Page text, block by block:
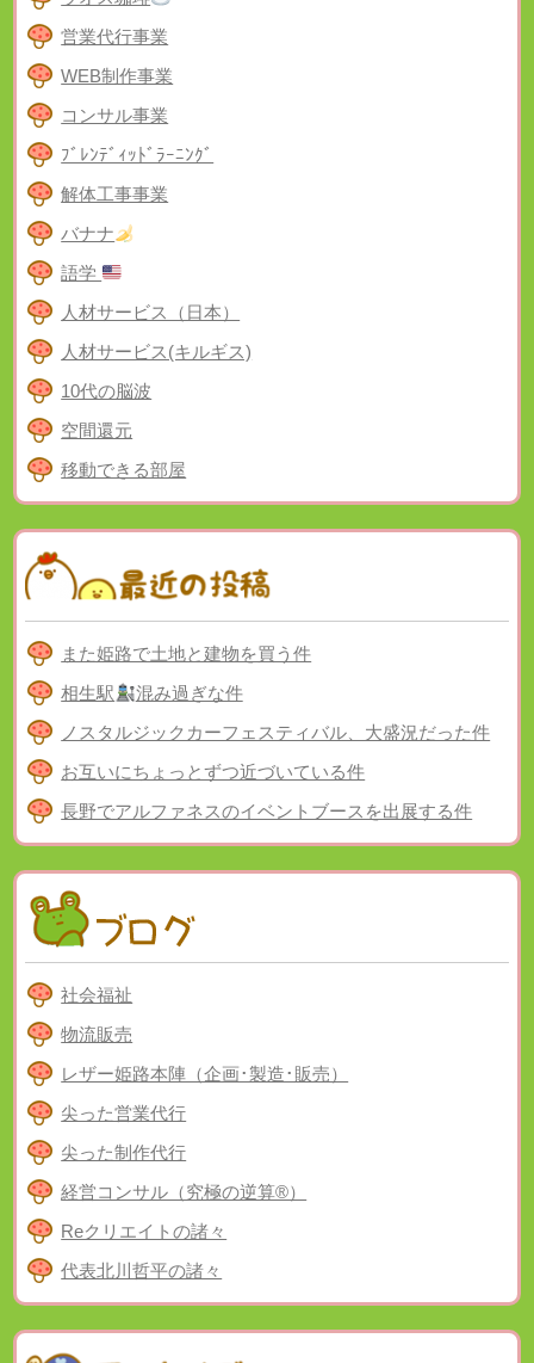
営業代行事業
WEB制作事業
コンサル事業
ﾌﾞﾚﾝﾃﾞｨｯﾄﾞﾗｰﾆﾝｸﾞ
解体工事事業
バナナ
語学
人材サービス（日本）
人材サービス(キルギス)
10代の脳波
空間還元
移動できる部屋
また姫路で土地と建物を買う件
相生駅
混み過ぎな件
ノスタルジックカーフェスティバル、大盛況だった件
お互いにちょっとずつ近づいている件
長野でアルファネスのイベントブースを出展する件
社会福祉
物流販売
レザー姫路本陣（企画･製造･販売）
尖った営業代行
尖った制作代行
経営コンサル（究極の逆算®）
Reクリエイトの諸々
代表北川哲平の諸々